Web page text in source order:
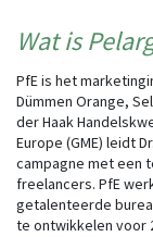
Wat is
PfE is het
Dümmen Orange,
der Haak
Europe (GME) leidt
campagne met een
freelancers. PfE
getalenteerde
te ontwikkelen voor